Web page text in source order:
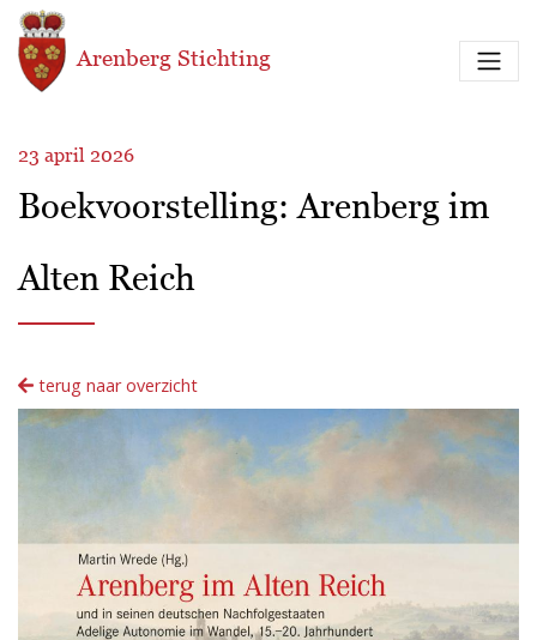
Overslaan en naar de inhoud gaan
Arenberg Stichting
23 april 2026
Boekvoorstelling: Arenberg im
Alten Reich
terug naar overzicht